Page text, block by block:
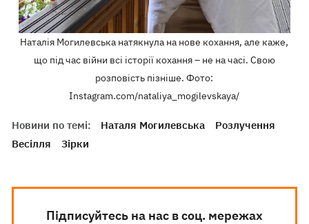
Наталія Могилевська натякнула на нове кохання, але каже,
що під час війни всі історії кохання – не на часі. Свою
розповість пізніше. Фото:
Instagram.com/nataliya_mogilevskaya/
Новини по темі: Наталя Могилевська
Розлучення
Весілля
Зірки
Підписуйтесь на нас в соц. мережах